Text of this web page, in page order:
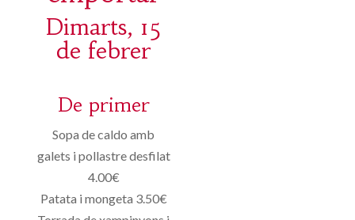
Dimarts, 15
de febrer
De primer
Sopa de caldo amb
galets i pollastre desfilat
4.00€
Patata i mongeta 3.50€